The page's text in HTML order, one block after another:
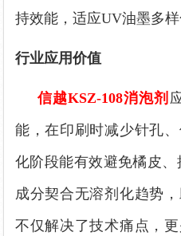
持效能，适应UV油墨多样
行业应用价值
信越KSZ-108消泡剂
能，在印刷时减少针孔
化阶段能有效避免橘皮
成分契合无溶剂化趋势，
不仅解决了技术痛点，